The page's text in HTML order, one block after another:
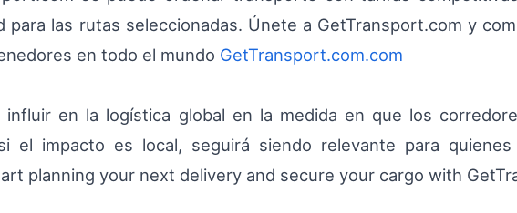
las rutas seleccionadas. Únete a GetTransport.com y
en todo el mundo GetTransport.com.com
en la logística global en la medida en que los
el impacto es local, seguirá siendo relevante para
planning your next delivery and secure your cargo with